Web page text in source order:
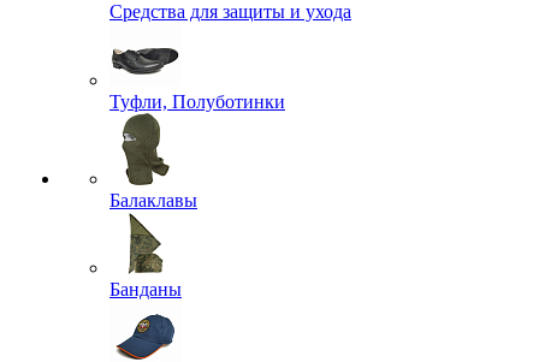
Средства для защиты и ухода
Туфли, Полуботинки
Балаклавы
Банданы